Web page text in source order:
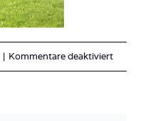
| Kommentare deaktiviertfür